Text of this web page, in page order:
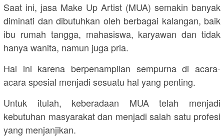
Saat ini, jasa Make Up Artist (MUA) semakin banyak
diminati dan dibutuhkan oleh berbagai kalangan, baik
ibu rumah tangga, mahasiswa, karyawan dan tidak
hanya wanita, namun juga pria.
Hal ini karena berpenampilan sempurna di acara-
acara spesial menjadi sesuatu hal yang penting.
Untuk itulah, keberadaan MUA telah menjadi
kebutuhan masyarakat dan menjadi salah satu profesi
yang menjanjikan.